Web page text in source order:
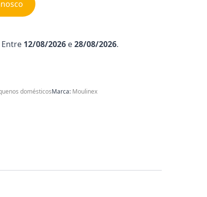
12/08/2026 e28/08/2026.
domésticosMarca: Moulinex